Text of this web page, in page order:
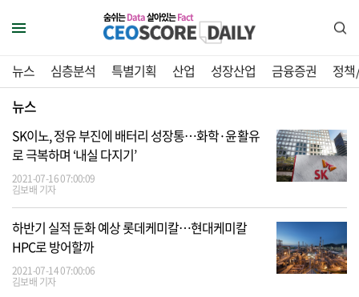
숨쉬는Data살아있는Fact
뉴스 심층분석 특별기획 산업 성장산업 금융증권 정
뉴스
SK이노, 정유 부진에 배터리 성장통…화학·윤활유
로 극복하며 ‘내실 다지기’
2021-07-16 07:00:09
김보배 기자
하반기 실적 둔화 예상 롯데케미칼…현대케미칼
HPC로 방어할까
2021-07-14 07:00:06
김보배 기자